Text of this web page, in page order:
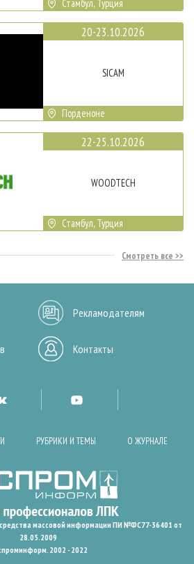
Стамбул, Турция
20-23.10.2026
SICAM
Порденоне
22-25.10.2026
WOODTECH
Стамбул, Турция
Смотреть все
Рекламодателям
Контакты
РУБРИКИ И ТЕМЫ О ЖУРНАЛЕ
массовой информации ПИ №ФС77-36401 от
28.05.2009
2002 - 2022